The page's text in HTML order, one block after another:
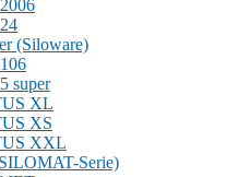
(Siloware)
super
XL
XS
XXL
Serie)